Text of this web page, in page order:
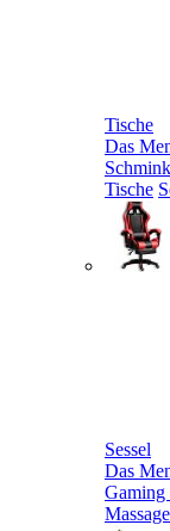
Tische
Das
Tische
Sessel
Das
Gaming